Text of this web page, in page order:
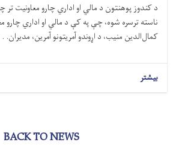
د کندوز پوهنتون د مالي او اداري چارو معاونیت تر
ناسته ترسره شوه، چې په کې د مالي او اداري چارو
کمال‌الدین منیب، د اړوندو آمریتونو آمرین، مدیران.
بیشتر
BACK TO NEWS